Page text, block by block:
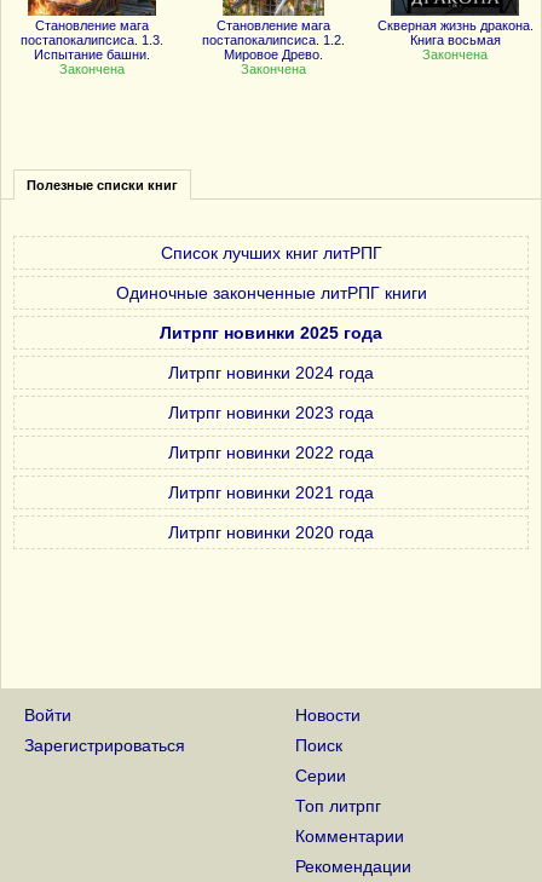
Становление мага
постапокалипсиса. 1.3.
Испытание башни.
Закончена
Становление мага
постапокалипсиса. 1.2.
Мировое Древо.
Закончена
Скверная жизнь дракона.
Книга восьмая
Закончена
Полезные списки книг
Список лучших книг литРПГ
Одиночные законченные литРПГ книги
Литрпг новинки 2025 года
Литрпг новинки 2024 года
Литрпг новинки 2023 года
Литрпг новинки 2022 года
Литрпг новинки 2021 года
Литрпг новинки 2020 года
Войти
Зарегистрироваться
Новости
Поиск
Серии
Топ литрпг
Комментарии
Рекомендации